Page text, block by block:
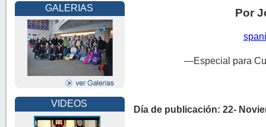
GALERIAS
VIDEOS
Por
—Especial para
Día de publicación: 22-